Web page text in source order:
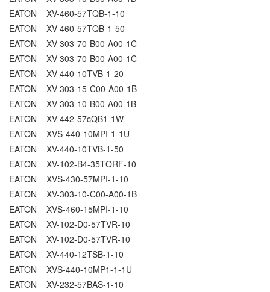
EATON XV-460-57TQB-1-10
EATON XV-460-57TQB-1-50
EATON XV-303-70-B00-A00-1C
EATON XV-303-70-B00-A00-1C
EATON XV-440-10TVB-1-20
EATON XV-303-15-C00-A00-1B
EATON XV-303-10-B00-A00-1B
EATON XV-442-57cQB1-1W
EATON XVS-440-10MPI-1-1U
EATON XV-440-10TVB-1-50
EATON XV-102-B4-35TQRF-10
EATON XVS-430-57MPI-1-10
EATON XV-303-10-C00-A00-1B
EATON XVS-460-15MPI-1-10
EATON XV-102-D0-57TVR-10
EATON XV-102-D0-57TVR-10
EATON XV-440-12TSB-1-10
EATON XVS-440-10MP1-1-1U
EATON XV-232-57BAS-1-10